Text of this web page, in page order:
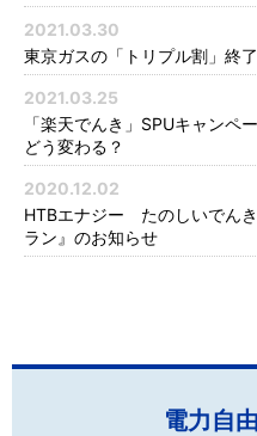
2021.03.30
東京ガスの「トリプル割」終
2021.03.25
「楽天でんき」SPUキャンペ
どう変わる？
2020.12.02
HTBエナジー たのしいでん
ラン』のお知らせ
電力自